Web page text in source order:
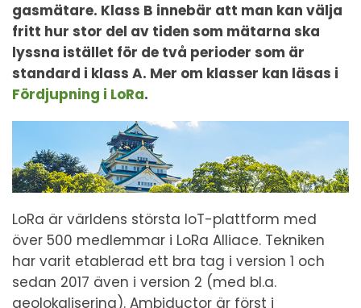
gasmätare. Klass B innebär att man kan välja
fritt hur stor del av tiden som mätarna ska
lyssna istället för de två perioder som är
standard i klass A. Mer om klasser kan läsas i
Fördjupning i LoRa.
LoRa är världens största IoT-plattform med
över 500 medlemmar i LoRa Alliace. Tekniken
har varit etablerad ett bra tag i version 1 och
sedan 2017 även i version 2 (med bl.a.
geolokalisering). Ambiductor är först i